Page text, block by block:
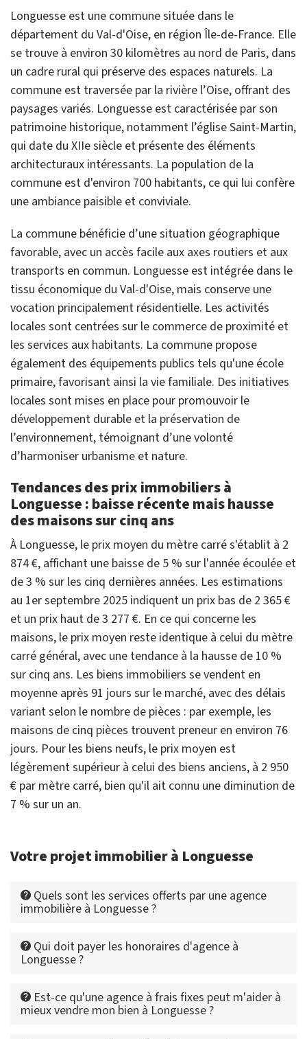
Longuesse est une commune située dans le
département du Val-d'Oise, en région Île-de-France. Elle
se trouve à environ 30 kilomètres au nord de Paris, dans
un cadre rural qui préserve des espaces naturels. La
commune est traversée par la rivière l’Oise, offrant des
paysages variés. Longuesse est caractérisée par son
patrimoine historique, notamment l’église Saint-Martin,
qui date du XIIe siècle et présente des éléments
architecturaux intéressants. La population de la
commune est d'environ 700 habitants, ce qui lui confère
une ambiance paisible et conviviale.
La commune bénéficie d’une situation géographique
favorable, avec un accès facile aux axes routiers et aux
transports en commun. Longuesse est intégrée dans le
tissu économique du Val-d'Oise, mais conserve une
vocation principalement résidentielle. Les activités
locales sont centrées sur le commerce de proximité et
les services aux habitants. La commune propose
également des équipements publics tels qu'une école
primaire, favorisant ainsi la vie familiale. Des initiatives
locales sont mises en place pour promouvoir le
développement durable et la préservation de
l’environnement, témoignant d’une volonté
d’harmoniser urbanisme et nature.
Tendances des prix immobiliers à
Longuesse : baisse récente mais hausse
des maisons sur cinq ans
À Longuesse, le prix moyen du mètre carré s'établit à 2
874 €, affichant une baisse de 5 % sur l'année écoulée et
de 3 % sur les cinq dernières années. Les estimations
au 1er septembre 2025 indiquent un prix bas de 2 365 €
et un prix haut de 3 277 €. En ce qui concerne les
maisons, le prix moyen reste identique à celui du mètre
carré général, avec une tendance à la hausse de 10 %
sur cinq ans. Les biens immobiliers se vendent en
moyenne après 91 jours sur le marché, avec des délais
variant selon le nombre de pièces : par exemple, les
maisons de cinq pièces trouvent preneur en environ 76
jours. Pour les biens neufs, le prix moyen est
légèrement supérieur à celui des biens anciens, à 2 950
€ par mètre carré, bien qu'il ait connu une diminution de
7 % sur un an.
Votre projet immobilier à Longuesse
Quels sont les services offerts par une agence
immobilière à Longuesse ?
Qui doit payer les honoraires d'agence à
Longuesse ?
Est-ce qu'une agence à frais fixes peut m'aider à
mieux vendre mon bien à Longuesse ?